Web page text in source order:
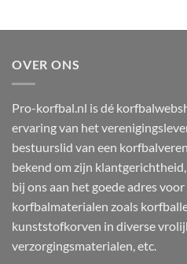
OVER ONS
Pro-korfbal.nl is dé
ervaring van het
bestuurslid van een
bekend om zijn
bij ons aan het goede adres
korfbalmaterialen zoals
kunststofkorven in diverse
verzorgingsmaterialen, etc.